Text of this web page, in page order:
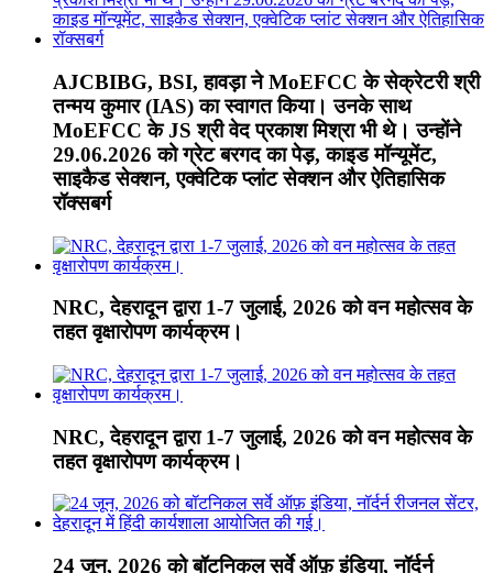
AJCBIBG, BSI, हावड़ा ने MoEFCC के सेक्रेटरी श्री
तन्मय कुमार (IAS) का स्वागत किया। उनके साथ
MoEFCC के JS श्री वेद प्रकाश मिश्रा भी थे। उन्होंने
29.06.2026 को ग्रेट बरगद का पेड़, काइड मॉन्यूमेंट,
साइकैड सेक्शन, एक्वेटिक प्लांट सेक्शन और ऐतिहासिक
रॉक्सबर्ग
NRC, देहरादून द्वारा 1-7 जुलाई, 2026 को वन महोत्सव के
तहत वृक्षारोपण कार्यक्रम।
NRC, देहरादून द्वारा 1-7 जुलाई, 2026 को वन महोत्सव के
तहत वृक्षारोपण कार्यक्रम।
24 जून, 2026 को बॉटनिकल सर्वे ऑफ़ इंडिया, नॉर्दर्न